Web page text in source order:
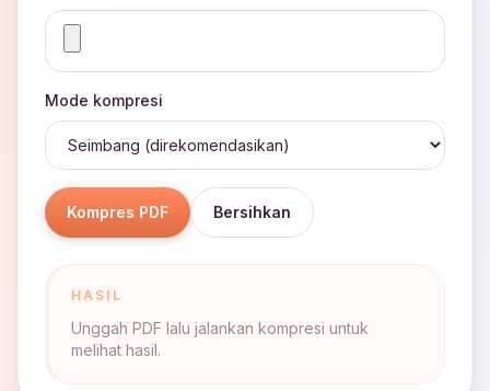
Mode kompresi
Kompres PDF Bersihkan
HASIL
Unggah PDF lalu jalankan kompresi untuk
melihat hasil.